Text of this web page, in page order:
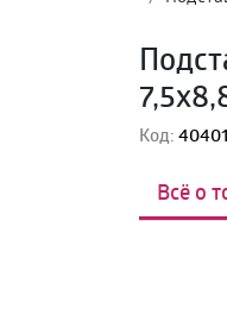
Код:
Всё о